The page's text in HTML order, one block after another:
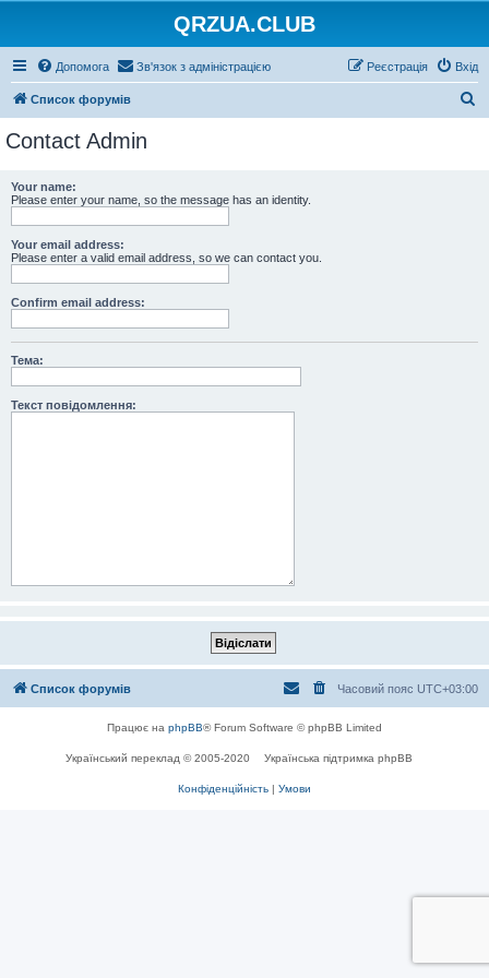
QRZUA.CLUB
Допомога Зв'язок з адміністрацією Вхід
Реєстрація
Список форумів
Contact Admin
Your name:
Please enter your name, so the message has an identity.
Your email address:
Please enter a valid email address, so we can contact you.
Confirm email address:
Тема:
Текст повідомлення:
Список форумів Часовий пояс UTC+03:00
Працює на phpBB® Forum Software © phpBB Limited
Український переклад © 2005-2020 Українська підтримка phpBB
Конфіденційність | Умови